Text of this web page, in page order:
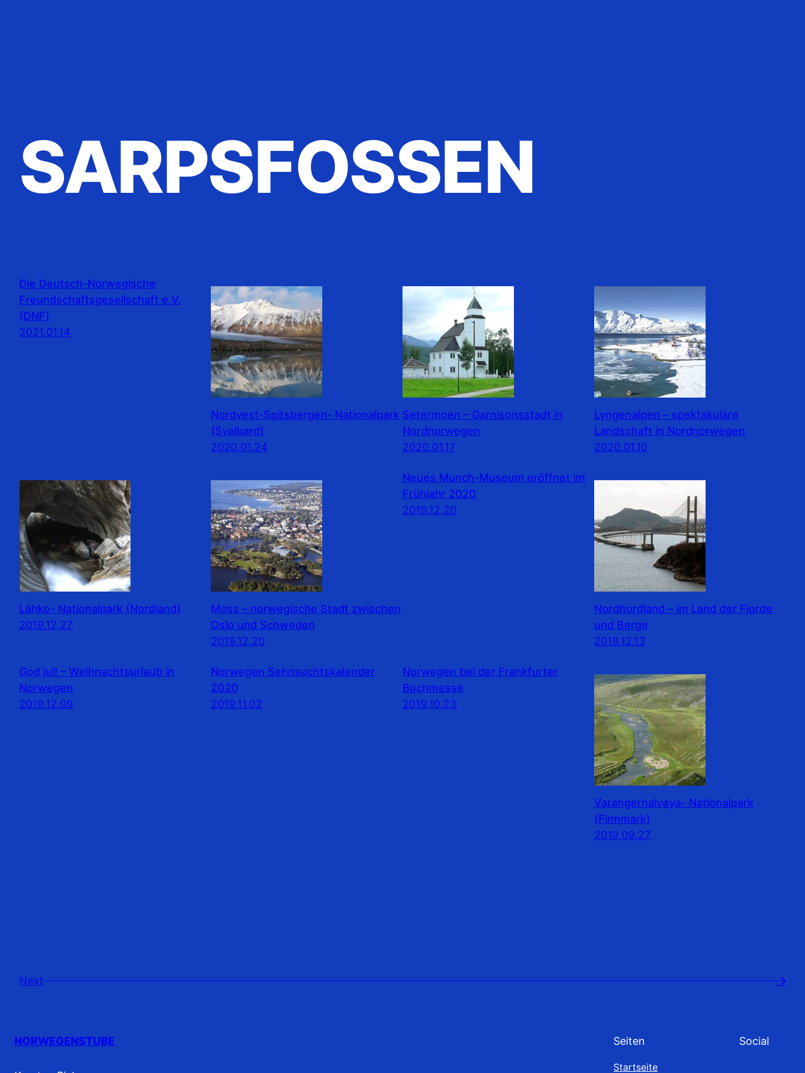
SARPSFOSSEN
Die Deutsch-Norwegische
Freundschaftsgesellschaft e.V.
(DNF)
2021.01.14
Nordvest-Spitsbergen- Nationalpark
(Svalbard)
2020.01.24
Setermoen – Garnisonsstadt in
Nordnorwegen
2020.01.17
Lyngenalpen – spektakuläre
Landschaft in Nordnorwegen
2020.01.10
Láhko- Nationalpark (Nordland)
2019.12.27
Moss – norwegische Stadt zwischen
Oslo und Schweden
2019.12.20
Neues Munch-Museum eröffnet im
Frühjahr 2020
2019.12.20
Nordhordland – im Land der Fjorde
und Berge
2019.12.13
God jul! – Weihnachtsurlaub in
Norwegen
2019.12.09
Norwegen Sehnsuchtskalender
2020
2019.11.02
Norwegen bei der Frankfurter
Buchmesse
2019.10.23
Varangerhalvøya- Nationalpark
(Finnmark)
2019.09.27
Next →
NORWEGENSTUBE Seiten
Startseite
Social